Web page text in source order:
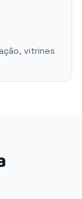
vitrines